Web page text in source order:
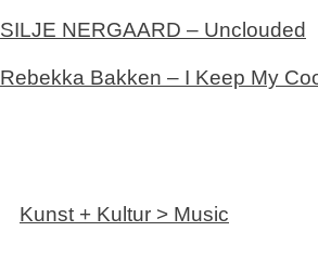
SILJE NERGAARD – Unclouded
Rebekka Bakken – I Keep My
Kunst + Kultur > Music